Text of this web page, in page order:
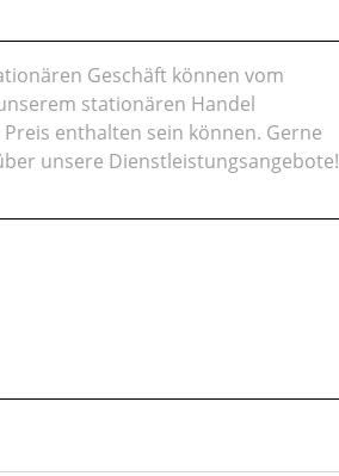
Geschäft können vom
stationären Handel
enthalten sein können. Gerne
unsere Dienstleistungsangebote!